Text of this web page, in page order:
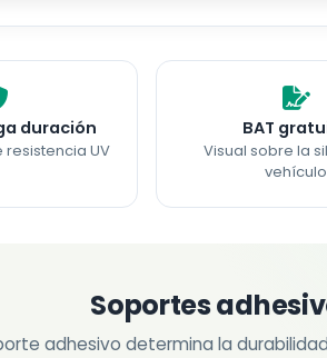
duración
resistencia UV
BAT
Visual sobre la
vehículo
Soportes
adhesivo determina la